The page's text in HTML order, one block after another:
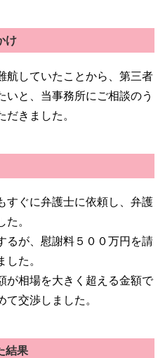
け
航していたことから、第三者
いと、当事務所にご相談のう
だきました。
すぐに弁護士に依頼し、弁護
。
るが、慰謝料５００万円を請
た。
が相場を大きく超える金額で
交渉しました。
結果